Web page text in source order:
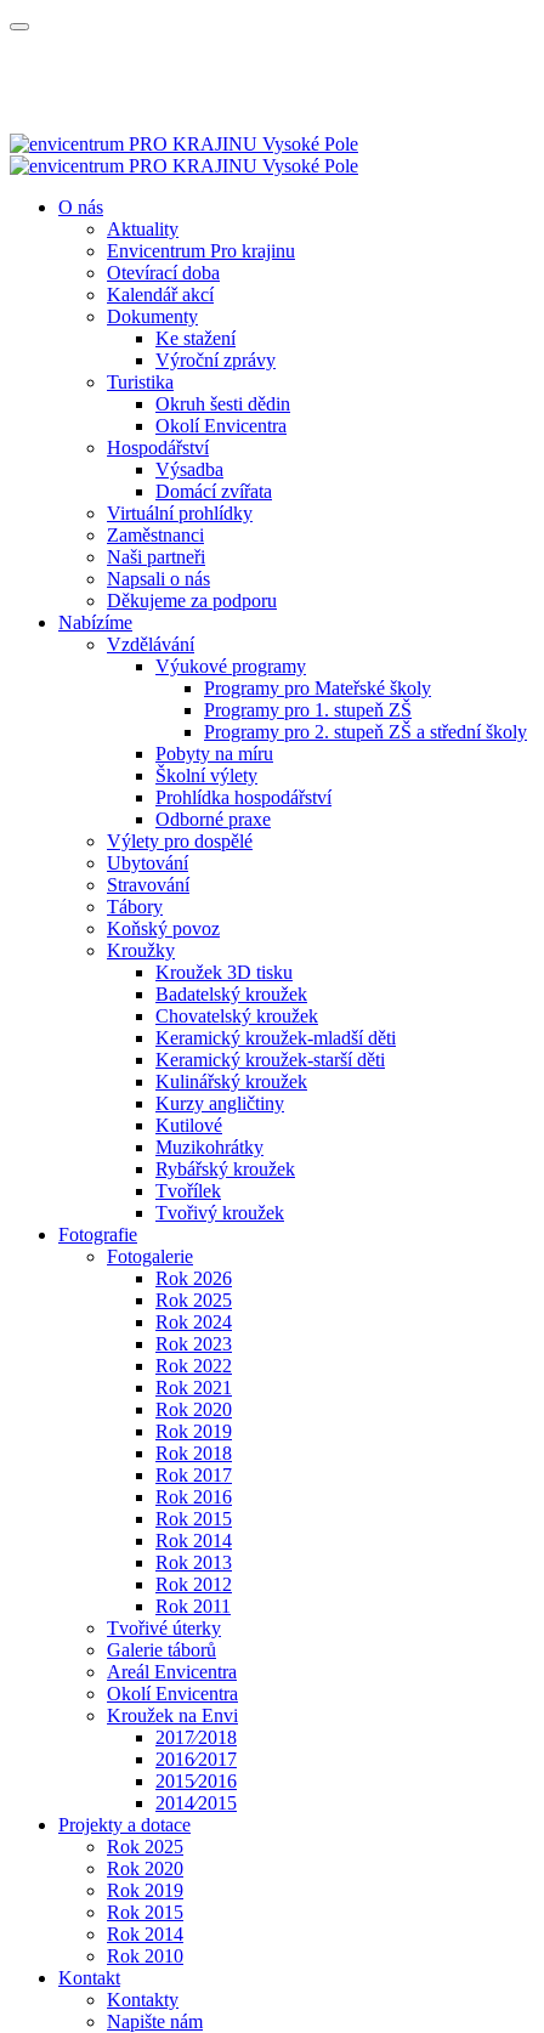
O nás
Aktuality
Envicentrum Pro krajinu
Otevírací doba
Kalendář akcí
Dokumenty
Ke stažení
Výroční zprávy
Turistika
Okruh šesti dědin
Okolí Envicentra
Hospodářství
Výsadba
Domácí zvířata
Virtuální prohlídky
Zaměstnanci
Naši partneři
Napsali o nás
Děkujeme za podporu
Nabízíme
Vzdělávání
Výukové programy
Programy pro Mateřské školy
Programy pro 1. stupeň ZŠ
Programy pro 2. stupeň ZŠ a střední školy
Pobyty na míru
Školní výlety
Prohlídka hospodářství
Odborné praxe
Výlety pro dospělé
Ubytování
Stravování
Tábory
Koňský povoz
Kroužky
Kroužek 3D tisku
Badatelský kroužek
Chovatelský kroužek
Keramický kroužek-mladší děti
Keramický kroužek-starší děti
Kulinářský kroužek
Kurzy angličtiny
Kutilové
Muzikohrátky
Rybářský kroužek
Tvořílek
Tvořivý kroužek
Fotografie
Fotogalerie
Rok 2026
Rok 2025
Rok 2024
Rok 2023
Rok 2022
Rok 2021
Rok 2020
Rok 2019
Rok 2018
Rok 2017
Rok 2016
Rok 2015
Rok 2014
Rok 2013
Rok 2012
Rok 2011
Tvořivé úterky
Galerie táborů
Areál Envicentra
Okolí Envicentra
Kroužek na Envi
2017⁄2018
2016⁄2017
2015⁄2016
2014⁄2015
Projekty a dotace
Rok 2025
Rok 2020
Rok 2019
Rok 2015
Rok 2014
Rok 2010
Kontakt
Kontakty
Napište nám